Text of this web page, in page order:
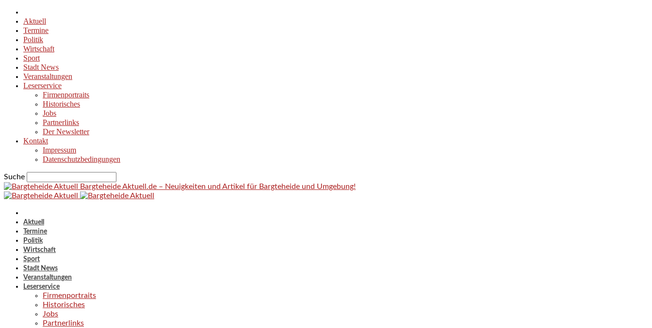
Aktuell
Termine
Politik
Wirtschaft
Sport
Stadt News
Veranstaltungen
Leserservice
Firmenportraits
Historisches
Jobs
Partnerlinks
Der Newsletter
Kontakt
Impressum
Datenschutzbedingungen
Suche
Bargteheide Aktuell.de – Neuigkeiten und Artikel für Bargteheide und Umgebung!
Aktuell
Termine
Politik
Wirtschaft
Sport
Stadt News
Veranstaltungen
Leserservice
Firmenportraits
Historisches
Jobs
Partnerlinks